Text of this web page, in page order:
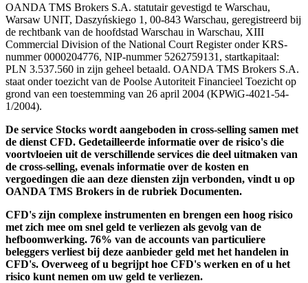
OANDA TMS Brokers S.A. statutair gevestigd te Warschau,
Warsaw UNIT, Daszyńskiego 1, 00-843 Warschau, geregistreerd bij
de rechtbank van de hoofdstad Warschau in Warschau, XIII
Commercial Division of the National Court Register onder KRS-
nummer 0000204776, NIP-nummer 5262759131, startkapitaal:
PLN 3.537.560 in zijn geheel betaald. OANDA TMS Brokers S.A.
staat onder toezicht van de Poolse Autoriteit Financieel Toezicht op
grond van een toestemming van 26 april 2004 (KPWiG-4021-54-
1/2004).
De service Stocks wordt aangeboden in cross-selling samen met
de dienst CFD. Gedetailleerde informatie over de risico's die
voortvloeien uit de verschillende services die deel uitmaken van
de cross-selling, evenals informatie over de kosten en
vergoedingen die aan deze diensten zijn verbonden, vindt u op
OANDA TMS Brokers in de rubriek Documenten.
CFD's zijn complexe instrumenten en brengen een hoog risico
met zich mee om snel geld te verliezen als gevolg van de
hefboomwerking. 76% van de accounts van particuliere
beleggers verliest bij deze aanbieder geld met het handelen in
CFD's. Overweeg of u begrijpt hoe CFD's werken en of u het
risico kunt nemen om uw geld te verliezen.